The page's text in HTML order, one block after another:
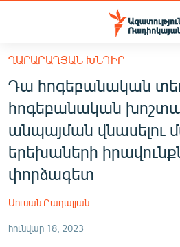
Մատչելիության
հիմնական
բովանդակությանը
Անցնել
հիմնական
մենյուին
Որոնում
ՀԱՅԱՍՏԱՆ
ՔԱՂԱՔԱԿԱՆ
ԸՆՏՐՈՒԹՅՈՒՆՆԵՐ 2026
ԻՐԱՎՈՒՆՔ
ՀԱՍԱՐԱԿՈՒԹՅՈՒՆ
ՂԱՐԱԲԱՂՅԱՆ ԽՆԴԻՐ
Դա հոգեբանական
հոգեբանական
անպայման վնասելու
երեխաների
փորձագետ
Սուսան Բադալյան
հունվար 18, 2023